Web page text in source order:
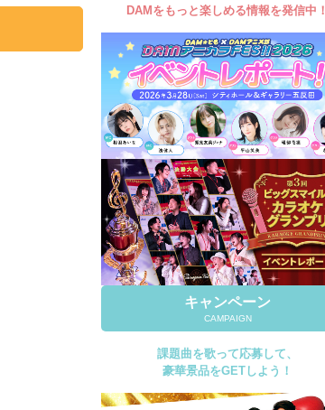
自宅でカラオケ歌い放題！
家族や友達と一緒に！練習にも！
DAMをもっと楽しめる情報を発信中！
キャンペーン
CAMPAIGN
課題曲を歌って応募して、
豪華景品をGETしよう！